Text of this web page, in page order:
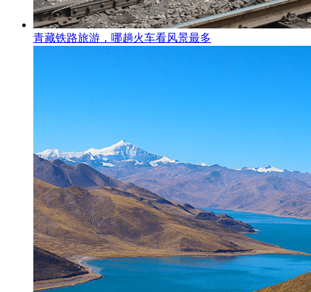
青藏铁路旅游，哪趟火车看风景最多